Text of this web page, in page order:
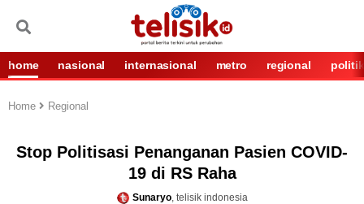
home nasional internasional metro regional politik
Home Regional
Stop Politisasi Penanganan Pasien COVID-
19 di RS Raha
Sunaryo, telisik indonesia